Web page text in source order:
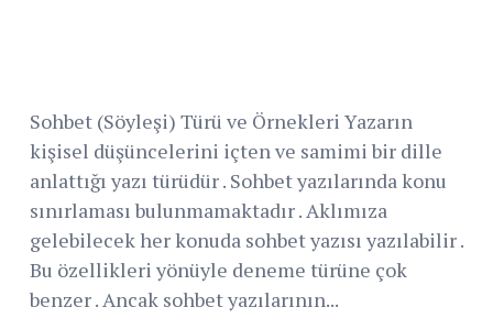
Sohbet (Söyleşi) Türü ve Örnekleri Yazarın
kişisel düşüncelerini içten ve samimi bir dille
anlattığı yazı türüdür . Sohbet yazılarında konu
sınırlaması bulunmamaktadır . Aklımıza
gelebilecek her konuda sohbet yazısı yazılabilir .
Bu özellikleri yönüyle deneme türüne çok
benzer . Ancak sohbet yazılarının...